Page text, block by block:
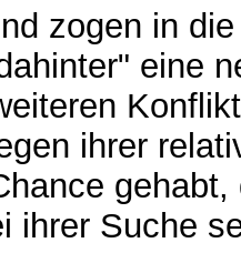
zogen in
eine
ihrer
ihrer Suche